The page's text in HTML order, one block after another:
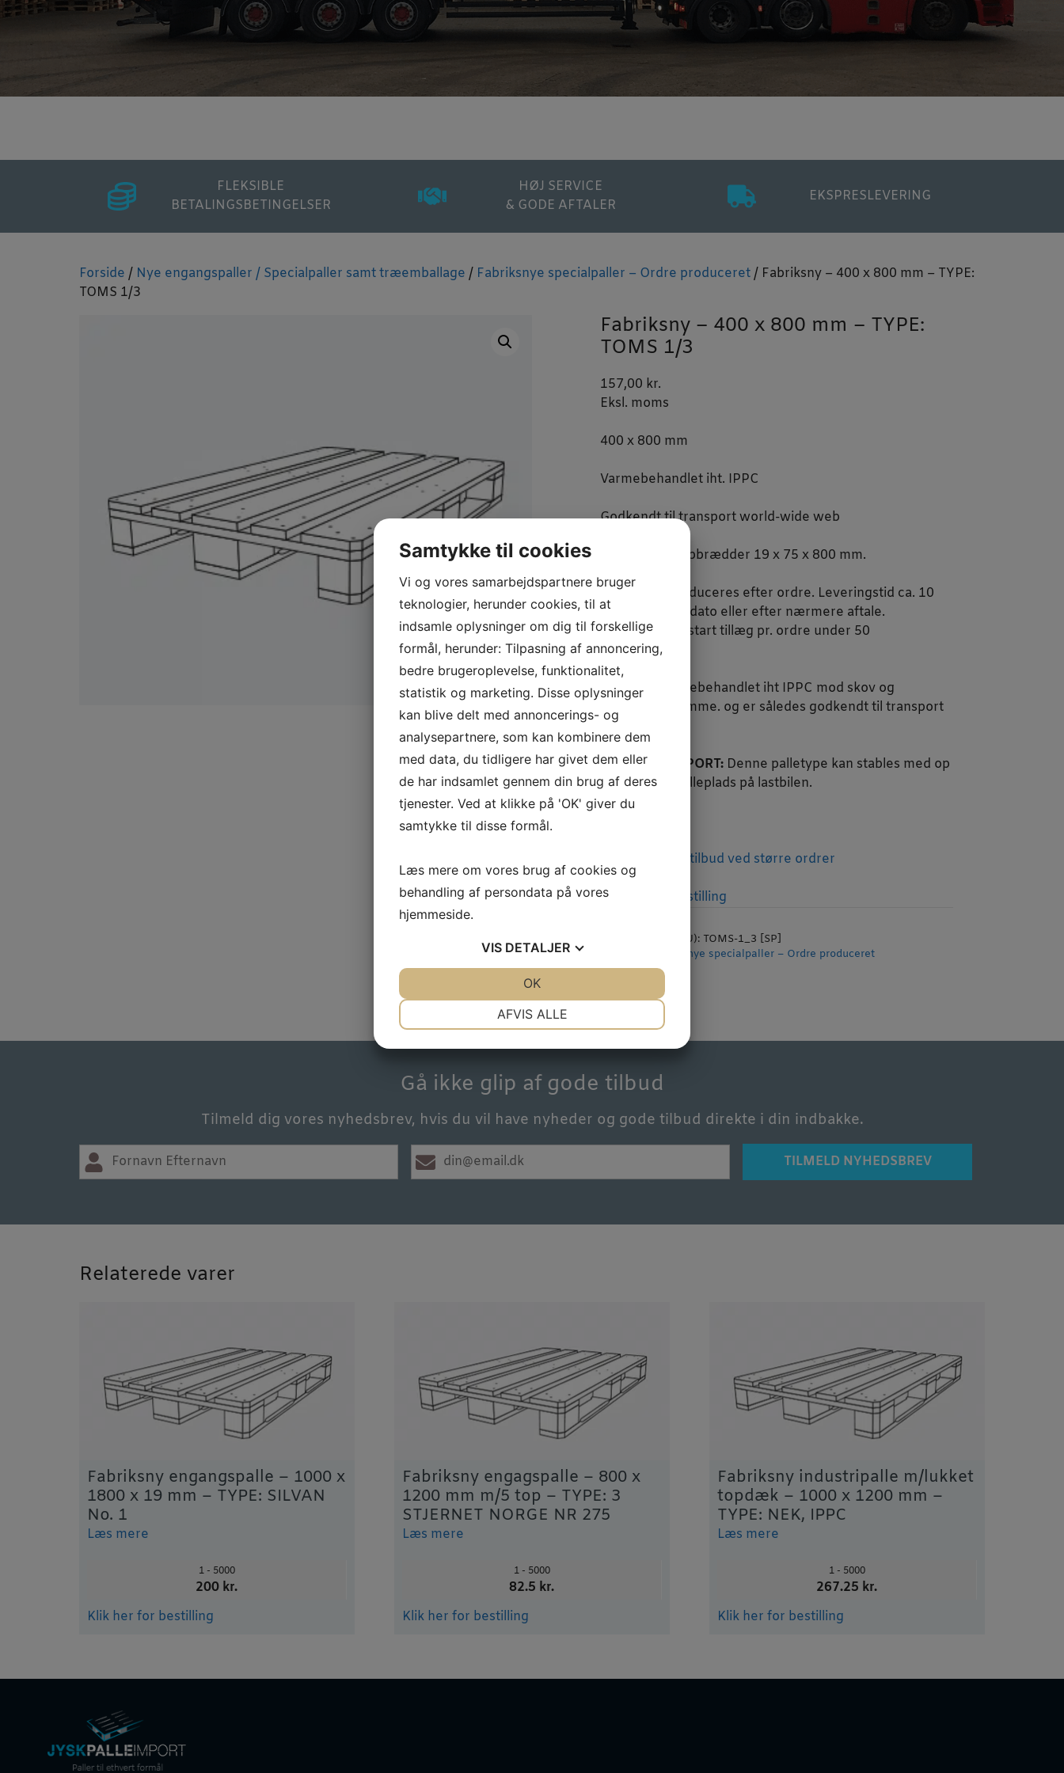
FLEKSIBLE
BETALINGSBETINGELSER
HØJ SERVICE
& GODE AFTALER
EKSPRESLEVERING
Forside / Nye engangspaller / Specialpaller samt træemballage / Fabriksnye specialpaller – Ordre produceret / Fabriksny – 400 x 800 mm – TYPE:
TOMS 1/3
Fabriksny – 400 x 800 mm – TYPE:
TOMS 1/3
157,00 kr.
Eksl. moms
400 x 800 mm
Varmebehandlet iht. IPPC
Godkendt til transport world-wide web
Palle med 3 topbrædder 19 x 75 x 800 mm.
NB!Pallen produceres efter ordre. Leveringstid ca. 10
dage fra ordredato eller efter nærmere aftale.
Produktion opstart tillæg pr. ordre under 50
stk.kr.175,00
Pallen er varmebehandlet iht IPPC mod skov og
svampesygdomme. og er således godkendt til transport
World –Wide.
VEDR. TRANSPORT:Denne palletype kan stables med op
til 90 stk. pr palleplads på lastbilen.
Kontakt os for tilbud ved større ordrer
Klik her for bestilling
Varenummer (SKU): TOMS-1_3 [SP]
Fabriksnye specialpaller – Ordre produceret
Gå ikke glip af gode tilbud
Tilmeld dig vores nyhedsbrev, hvis du vil have nyheder og gode tilbud direkte i din indbakke.
Relaterede varer
Fabriksny engangspalle – 1000 x
1800 x 19 mm – TYPE: SILVAN
No. 1
Læs mere
1 - 5000
200 kr.
Klik her for bestilling
Fabriksny engagspalle – 800 x
1200 mm m/5 top – TYPE: 3
STJERNET NORGE NR 275
Læs mere
1 - 5000
82.5 kr.
Klik her for bestilling
Fabriksny industripalle m/lukket
topdæk – 1000 x 1200 mm –
TYPE: NEK, IPPC
Læs mere
1 - 5000
267.25 kr.
Klik her for bestilling
Samtykke til cookies
Vi og vores samarbejdspartnere bruger
teknologier, herunder cookies, til at
indsamle oplysninger om dig til forskellige
formål, herunder: Tilpasning af annoncering,
bedre brugeroplevelse, funktionalitet,
statistik og marketing. Disse oplysninger
kan blive delt med annoncerings- og
analysepartnere, som kan kombinere dem
med data, du tidligere har givet dem eller
de har indsamlet gennem din brug af deres
tjenester. Ved at klikke på 'OK' giver du
samtykke til disse formål.
Læs mere om vores brug af cookies og
behandling af persondata på vores
hjemmeside.
VIS DETALJER
AFVIS ALLE
OK